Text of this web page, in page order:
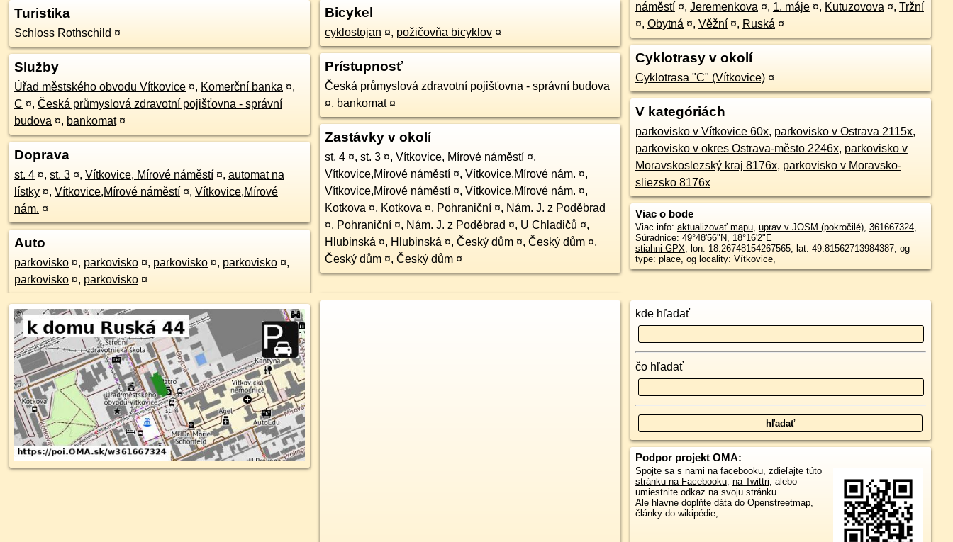
Turistika
Schloss Rothschild ¤
Služby
Úřad městského obvodu Vítkovice ¤, Komerční banka ¤,
C ¤, Česká průmyslová zdravotní pojišťovna - správní
budova ¤, bankomat ¤
Doprava
st. 4 ¤, st. 3 ¤, Vítkovice, Mírové náměstí ¤, automat na
lístky ¤, Vítkovice,Mírové náměstí ¤, Vítkovice,Mírové
nám. ¤
Auto
parkovisko ¤, parkovisko ¤, parkovisko ¤, parkovisko ¤,
parkovisko ¤, parkovisko ¤
Bicykel
cyklostojan ¤, požičovňa bicyklov ¤
Prístupnosť
Česká průmyslová zdravotní pojišťovna - správní budova
¤, bankomat ¤
Zastávky v okolí
st. 4 ¤, st. 3 ¤, Vítkovice, Mírové náměstí ¤,
Vítkovice,Mírové náměstí ¤, Vítkovice,Mírové nám. ¤,
Vítkovice,Mírové náměstí ¤, Vítkovice,Mírové nám. ¤,
Kotkova ¤, Kotkova ¤, Pohraniční ¤, Nám. J. z Poděbrad
¤, Pohraniční ¤, Nám. J. z Poděbrad ¤, U Chladičů ¤,
Hlubinská ¤, Hlubinská ¤, Český dům ¤, Český dům ¤,
Český dům ¤, Český dům ¤
náměstí ¤, Jeremenkova ¤, 1. máje ¤, Kutuzovova ¤, Tržní
¤, Obytná ¤, Věžní ¤, Ruská ¤
Cyklotrasy v okolí
Cyklotrasa "C" (Vítkovice) ¤
V kategóriách
parkovisko v Vítkovice 60x, parkovisko v Ostrava 2115x,
parkovisko v okres Ostrava-město 2246x, parkovisko v
Moravskoslezský kraj 8176x, parkovisko v Moravsko-
sliezsko 8176x
Viac o bode
Viac info: aktualizovať mapu, uprav v JOSM (pokročilé), 361667324,
Súradnice: 49°48'56"N, 18°16'2"E
stiahni GPX, lon: 18.26748154267565, lat: 49.81562713984387, og
type: place, og locality: Vítkovice,
kde hľadať
čo hľadať
Podpor projekt OMA:
Spojte sa s nami na facebooku, zdieľajte túto
stránku na Facebooku, na Twittri, alebo
umiestnite odkaz na svoju stránku.
Ale hlavne doplňte dáta do Openstreetmap,
články do wikipédie, ...